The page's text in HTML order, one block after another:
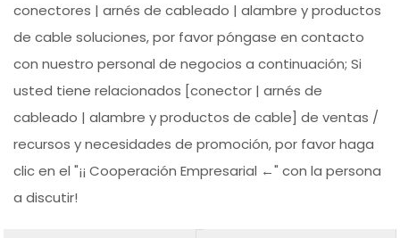
conectores | arnés de cableado | alambre y productos
de cable soluciones, por favor póngase en contacto
con nuestro personal de negocios a continuación; Si
usted tiene relacionados [conector | arnés de
cableado | alambre y productos de cable] de ventas /
recursos y necesidades de promoción, por favor haga
clic en el "¡¡ Cooperación Empresarial ←" con la persona
a discutir!